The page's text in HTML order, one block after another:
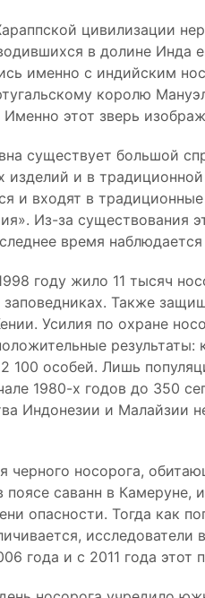
цивилизации
в долине Инда
именно с индийским
королю
этот зверь
существует большой
изделий и в
и входят в
Из-за существования
время
году жило 11 тысяч
Также
Усилия по охране
результаты:
100 особей. Лишь
1980-х годов до 350
Индонезии и Малайзии
черного носорога,
поясе саванн в
опасности. Тогда как
года и с 2011 года